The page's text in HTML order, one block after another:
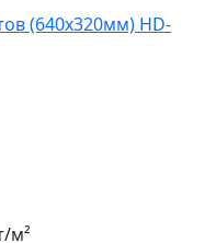
(640x320мм) HD-
м²